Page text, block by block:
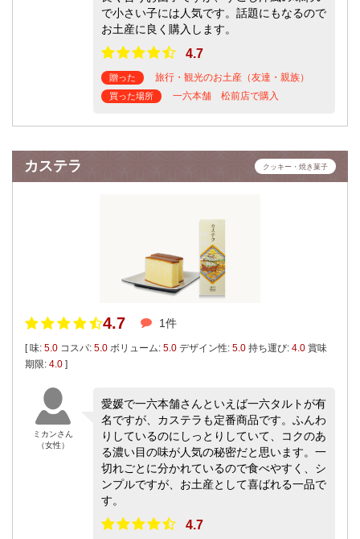
で小さい子には人気です。話題にもなるので
お土産に良く購入します。
4.7
贈った 旅行・観光のお土産（友達・親族）
買った場所 一六本舗 松前店で購入
カステラ クッキー・焼き菓子
4.7 1件
[ 味: 5.0 コスパ: 5.0 ボリューム: 5.0 デザイン性: 5.0 持ち運び: 4.0 賞味
期限: 4.0 ]
ミカンさん
（女性）
愛媛で一六本舗さんといえば一六タルトが有
名ですが、カステラも定番商品です。ふんわ
りしているのにしっとりしていて、コクのあ
る濃い目の味が人気の秘密だと思います。一
切れごとに分かれているので食べやすく、シ
ンプルですが、お土産として喜ばれる一品で
す。
4.7